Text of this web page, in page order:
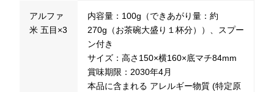
アルファ
米 五目×3
内容量：100g（できあがり量：約
270g（お茶碗大盛り１杯分））、スプー
ン付き
サイズ：高さ150×横160×底マチ84mm
賞味期限：2030年4月
本品に含まれる アレルギー物質 (特定原